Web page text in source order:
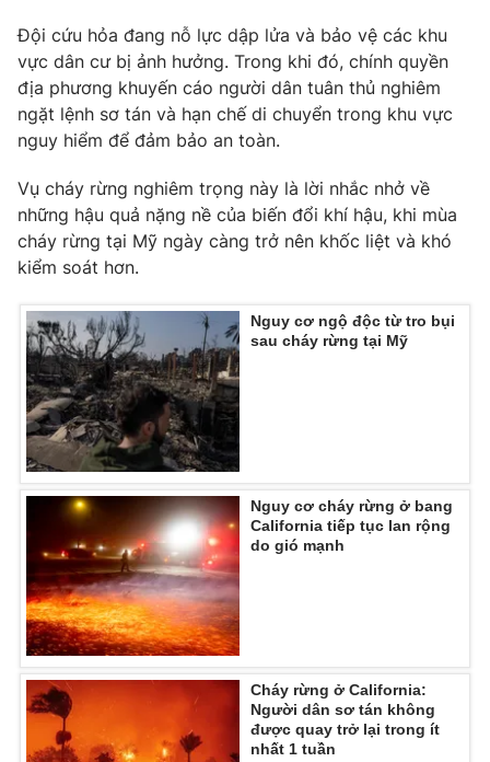
Thị trường 24h Tấm lòng Việt
VTV4 Vươn mình bằng AI
VTV9 VTV8
Liên hệ tòa soạn
THỜI BÁO VTV
Theo dõi báo trên
Cơ quan chủ quản:Đài Truyền hình Việt Nam
Cơ quan báo chí:Thời báo VTV
Giấy phép hoạt động báo in và báo điện tử số 483/GP-BTTTT
cấp ngày 29/12/2023
Tổng Biên tập:Vũ Thanh Thủy
Phó Tổng Biên tập:
Nguyễn Thị Mỹ Hạnh, Phạm Quốc Thắng,
Nguyễn Trọng Ninh
Tổng đài VTV: 024.38 355 931 - 024.38 355 932
Đội cứu hỏa đang nỗ lực dập lửa và bảo vệ các khu
vực dân cư bị ảnh hưởng. Trong khi đó, chính quyền
địa phương khuyến cáo người dân tuân thủ nghiêm
ngặt lệnh sơ tán và hạn chế di chuyển trong khu vực
nguy hiểm để đảm bảo an toàn.
Vụ cháy rừng nghiêm trọng này là lời nhắc nhở về
những hậu quả nặng nề của biến đổi khí hậu, khi mùa
cháy rừng tại Mỹ ngày càng trở nên khốc liệt và khó
kiểm soát hơn.
Nguy cơ ngộ độc từ tro bụi
sau cháy rừng tại Mỹ
Nguy cơ cháy rừng ở bang
California tiếp tục lan rộng
do gió mạnh
Cháy rừng ở California:
Người dân sơ tán không
được quay trở lại trong ít
nhất 1 tuần